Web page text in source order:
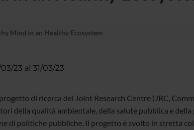
Mind in an Healthy Ecosystem
23 al 31/03/23
di ricerca del Joint Research Centre (JRC,
della qualità ambientale, della salute pubblica e
di politiche pubbliche. Il progetto è svolto in stretta